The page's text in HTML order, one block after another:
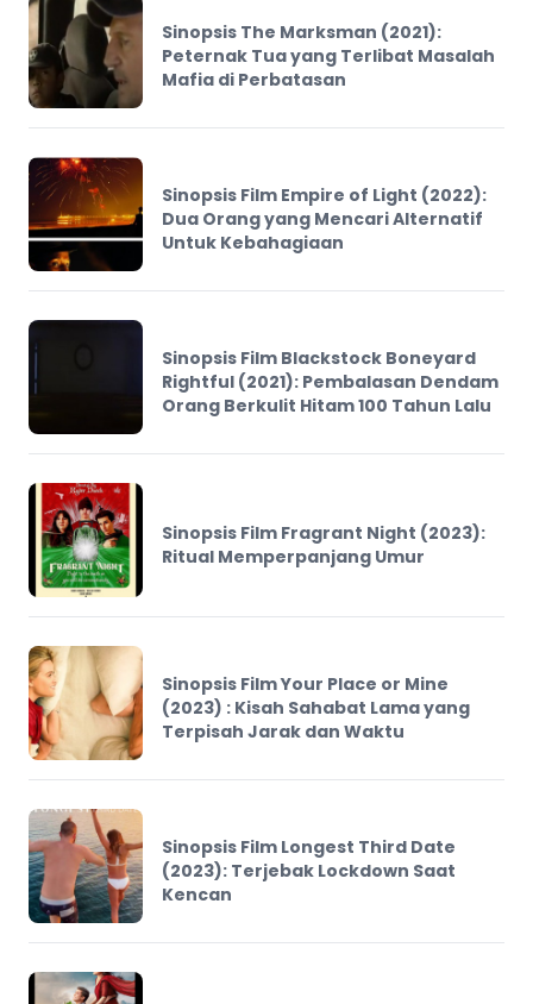
Sinopsis The Marksman (2021):
Peternak Tua yang Terlibat Masalah
Mafia di Perbatasan
Sinopsis Film Empire of Light (2022):
Dua Orang yang Mencari Alternatif
Untuk Kebahagiaan
Sinopsis Film Blackstock Boneyard
Rightful (2021): Pembalasan Dendam
Orang Berkulit Hitam 100 Tahun Lalu
Sinopsis Film Fragrant Night (2023):
Ritual Memperpanjang Umur
Sinopsis Film Your Place or Mine
(2023) : Kisah Sahabat Lama yang
Terpisah Jarak dan Waktu
Sinopsis Film Longest Third Date
(2023): Terjebak Lockdown Saat
Kencan